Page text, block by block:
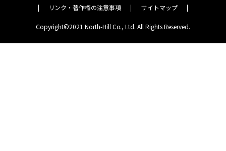
リンク・著作権の注意事項
サイトマップ
Copyright©2021 North-Hill Co., Ltd. All Rights Reserved.